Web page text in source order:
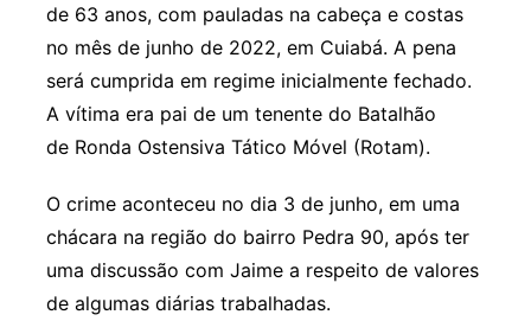
de 63 anos, com pauladas na cabeça e costas
no mês de junho de 2022, em Cuiabá. A pena
será cumprida em regime inicialmente fechado.
A vítima era pai de um tenente do Batalhão
de Ronda Ostensiva Tático Móvel (Rotam).
O crime aconteceu no dia 3 de junho, em uma
chácara na região do bairro Pedra 90, após ter
uma discussão com Jaime a respeito de valores
de algumas diárias trabalhadas.